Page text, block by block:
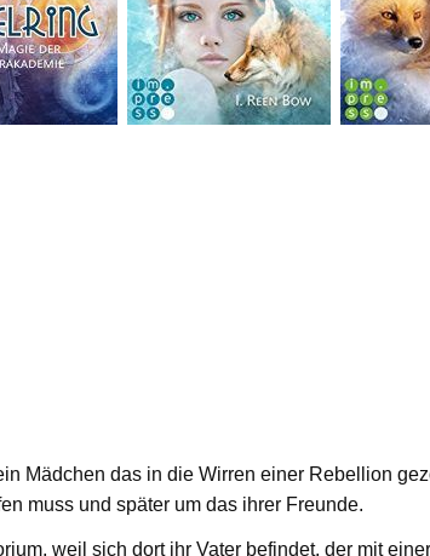
Mädchen das in die Wirren einer Rebellion
muss und später um das ihrer Freunde.
weil sich dort ihr Vater befindet, der mit